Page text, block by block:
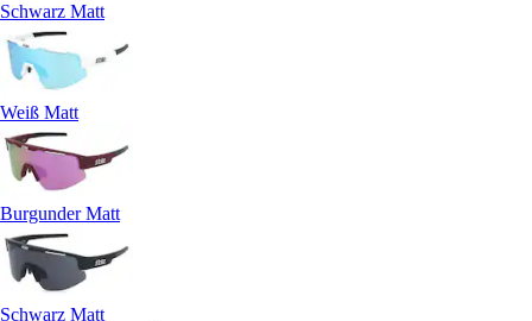
Schwarz Matt
Weiß Matt
Burgunder Matt
Schwarz Matt